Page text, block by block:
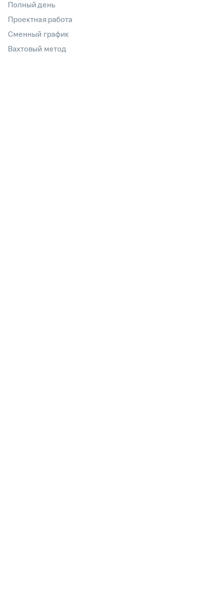
Полный день
Проектная работа
Сменный график
Вахтовый метод